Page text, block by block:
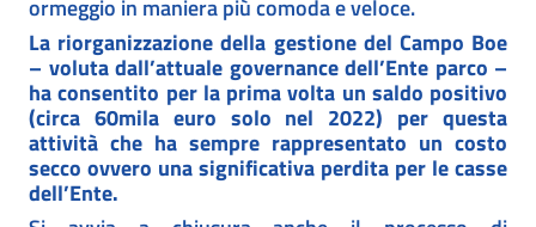
ormeggio in maniera più comoda e veloce.
La riorganizzazione della gestione del Campo Boe
– voluta dall’attuale governance dell’Ente parco –
ha consentito per la prima volta un saldo positivo
(circa 60mila euro solo nel 2022) per questa
attività che ha sempre rappresentato un costo
secco ovvero una significativa perdita per le casse
dell’Ente.